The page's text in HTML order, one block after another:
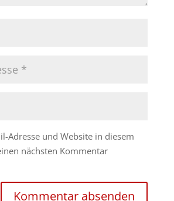
Adresse und Website in diesem
nächsten Kommentar